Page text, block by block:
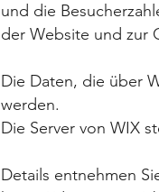
und die
der Website und zur
Die Daten, die über
werden.
Die Server von WIX
Details entnehmen